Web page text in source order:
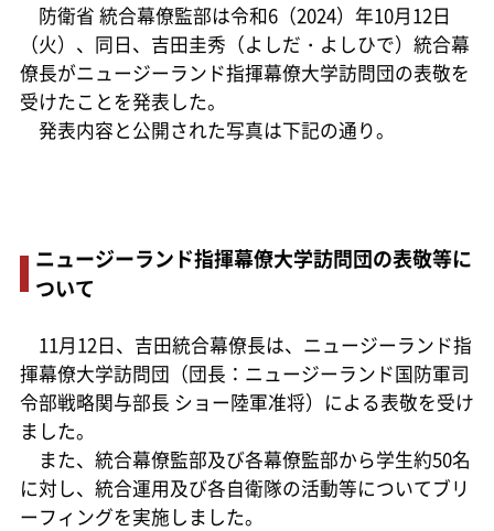
防衛省 統合幕僚監部は令和6（2024）年10月12日
（火）、同日、吉田圭秀（よしだ・よしひで）統合幕
僚長がニュージーランド指揮幕僚大学訪問団の表敬を
受けたことを発表した。
発表内容と公開された写真は下記の通り。
ニュージーランド指揮幕僚大学訪問団の表敬等に
ついて
11月12日、吉田統合幕僚長は、ニュージーランド指
揮幕僚大学訪問団（団長：ニュージーランド国防軍司
令部戦略関与部長 ショー陸軍准将）による表敬を受け
ました。
また、統合幕僚監部及び各幕僚監部から学生約50名
に対し、統合運用及び各自衛隊の活動等についてブリ
ーフィングを実施しました。